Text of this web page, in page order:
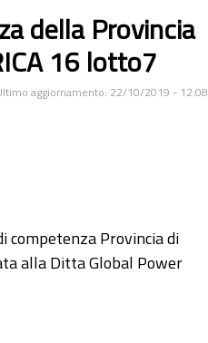
della Provincia
16 lotto7
aggiornamento: 22/10/2019 - 12:08
competenza Provincia di
alla Ditta Global Power